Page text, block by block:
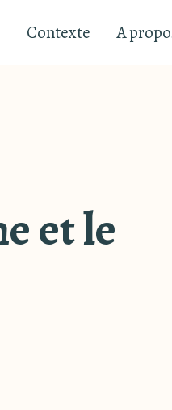
Contexte A
et le